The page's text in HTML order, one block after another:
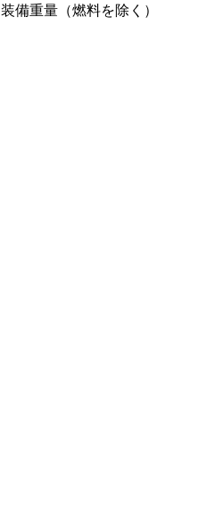
装備重量（燃料を除く）